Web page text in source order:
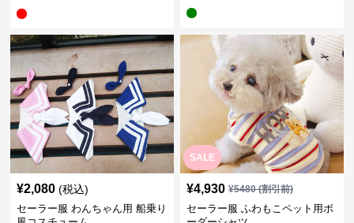
¥2,080 (税込)
セーラー服 わんちゃん用 船乗り
SALE
¥4,930 ¥5480(割引前)
セーラー服 ふわもこペット用ボ